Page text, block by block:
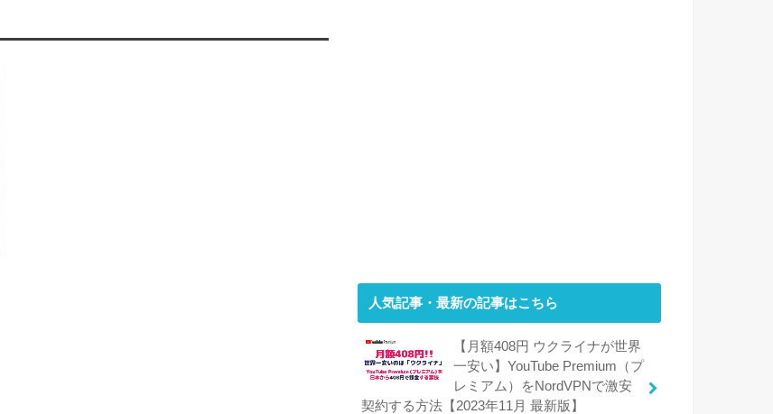
人気記事・最新の記事はこちら
【月額408円 ウクライナが世界
一安い】YouTube Premium（プ
レミアム）をNordVPNで激安
契約する方法【2023年11月 最新版】